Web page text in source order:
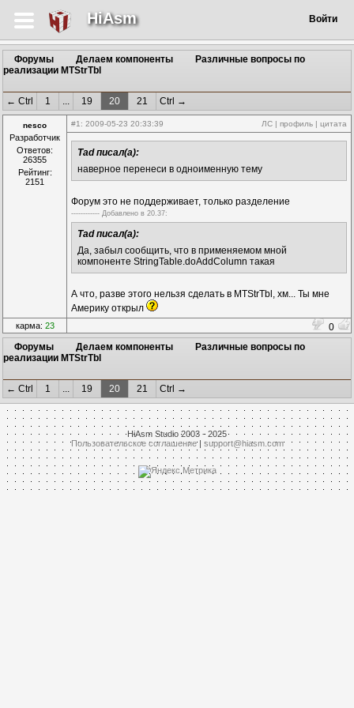
HiAsm Войти
Форумы Делаем компоненты
Различные вопросы по
реализации MTStrTbl
← Ctrl 1 ... 19 20 21 Ctrl →
nesco
Разработчик
Ответов:
26355
Рейтинг:
2151
#1 : 2009-05-23 20:33:39 ЛС | профиль | цитата
Tad писал(а):
наверное перенеси в одноименную тему
Форум это не поддерживает, только разделение
------------ Дoбавленo в 20.37:
Tad писал(а):
Да, забыл сообщить, что в применяемом мной
компоненте StringTable.doAddColumn такая
А что, разве этого нельзя сделать в MTStrTbl, хм... Ты мне
Америку открыл
карма: 23
0
Форумы
Делаем компоненты
Различные вопросы по
реализации MTStrTbl
← Ctrl 1 ... 19 20 21 Ctrl →
HiAsm Studio 2003 - 2025
Пользовательское соглашение| support@hiasm.com